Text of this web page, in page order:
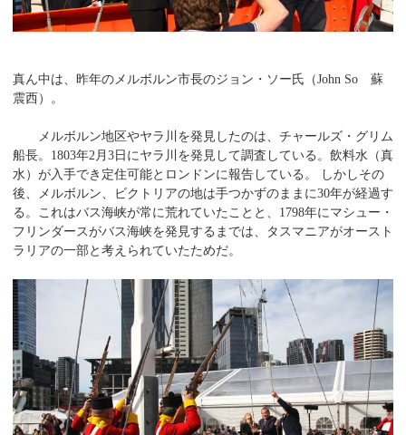
真ん中は、昨年のメルボルン市長のジョン・ソー氏（John So 蘇
震西）。
メルボルン地区やヤラ川を発見したのは、チャールズ・グリム
船長。1803年2月3日にヤラ川を発見して調査している。飲料水（真
水）が入手でき定住可能とロンドンに報告している。 しかしその
後、メルボルン、ビクトリアの地は手つかずのままに30年が経過す
る。これはバス海峡が常に荒れていたことと、1798年にマシュー・
フリンダースがバス海峡を発見するまでは、タスマニアがオースト
ラリアの一部と考えられていたためだ。